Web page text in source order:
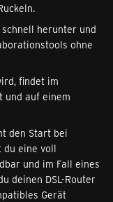
herunter und
ohne
findet im
und auf einem
den Start bei
du eine voll
und im Fall eines
deinen DSL-Router
Gerät